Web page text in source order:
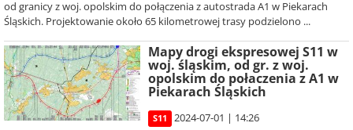
od granicy z woj. opolskim do połączenia z autostrada A1 w Piekarach
Śląskich. Projektowanie około 65 kilometrowej trasy podzielono ...
Mapy drogi ekspresowej S11 w
woj. śląskim, od gr. z woj.
opolskim do połaczenia z A1 w
Piekarach Śląskich
S11
2024-07-01 | 14:26